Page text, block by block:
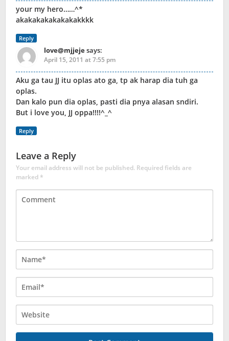
your my hero……^*
akakakakakakakakkkk
Reply
love@mjjejesays:
April 15, 2011 at 7:55 pm
Aku ga tau JJ itu oplas ato ga, tp ak harap dia tuh ga
oplas.
Dan kalo pun dia oplas, pasti dia pnya alasan sndiri.
But i love you, JJ oppa!!!!^_^
Reply
Leave a Reply
Your email address will not be published. Required fields are
marked*